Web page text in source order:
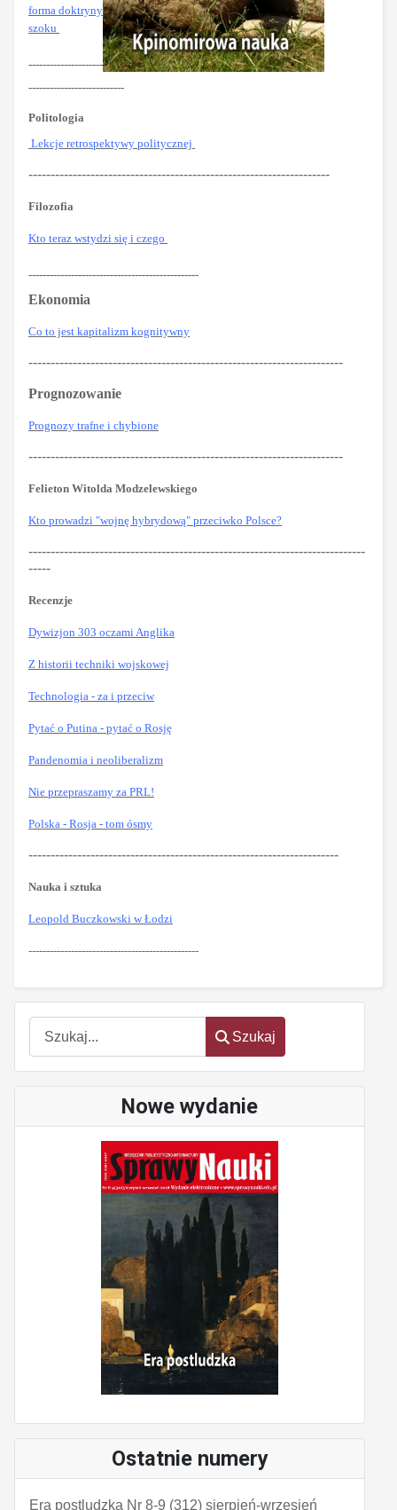
Szukaj
Szukaj
Nowe wydanie
Ostatnie numery
Era postludzka Nr 8-9 (312) sierpień-wrzesień
forma doktryny
szoku
---------------------
---------------------------
Politologia
Lekcje retrospektywy politycznej
--------------------------------------------------------------------
Filozofia
Kto teraz wstydzi się i czego
------------------------------------------------
Ekonomia
Co to jest kapitalizm kognitywny
-----------------------------------------------------------------------
Prognozowanie
Prognozy trafne i chybione
-----------------------------------------------------------------------
Felieton Witolda Modzelewskiego
Kto prowadzi "wojnę hybrydową" przeciwko Polsce?
----------------------------------------------------------------------------
-----
Recenzje
Dywizjon 303 oczami Anglika
Z historii techniki wojskowej
Technologia - za i przeciw
Pytać o Putina - pytać o Rosję
Pandenomia i neoliberalizm
Nie przepraszamy za PRL!
Polska - Rosja - tom ósmy
----------------------------------------------------------------------
Nauka i sztuka
Leopold Buczkowski w Łodzi
------------------------------------------------